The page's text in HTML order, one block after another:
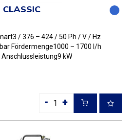
/ 376 – 424 / 50 Ph / V / Hz
Fördermenge1000 – 1700 l/h
kW
- +